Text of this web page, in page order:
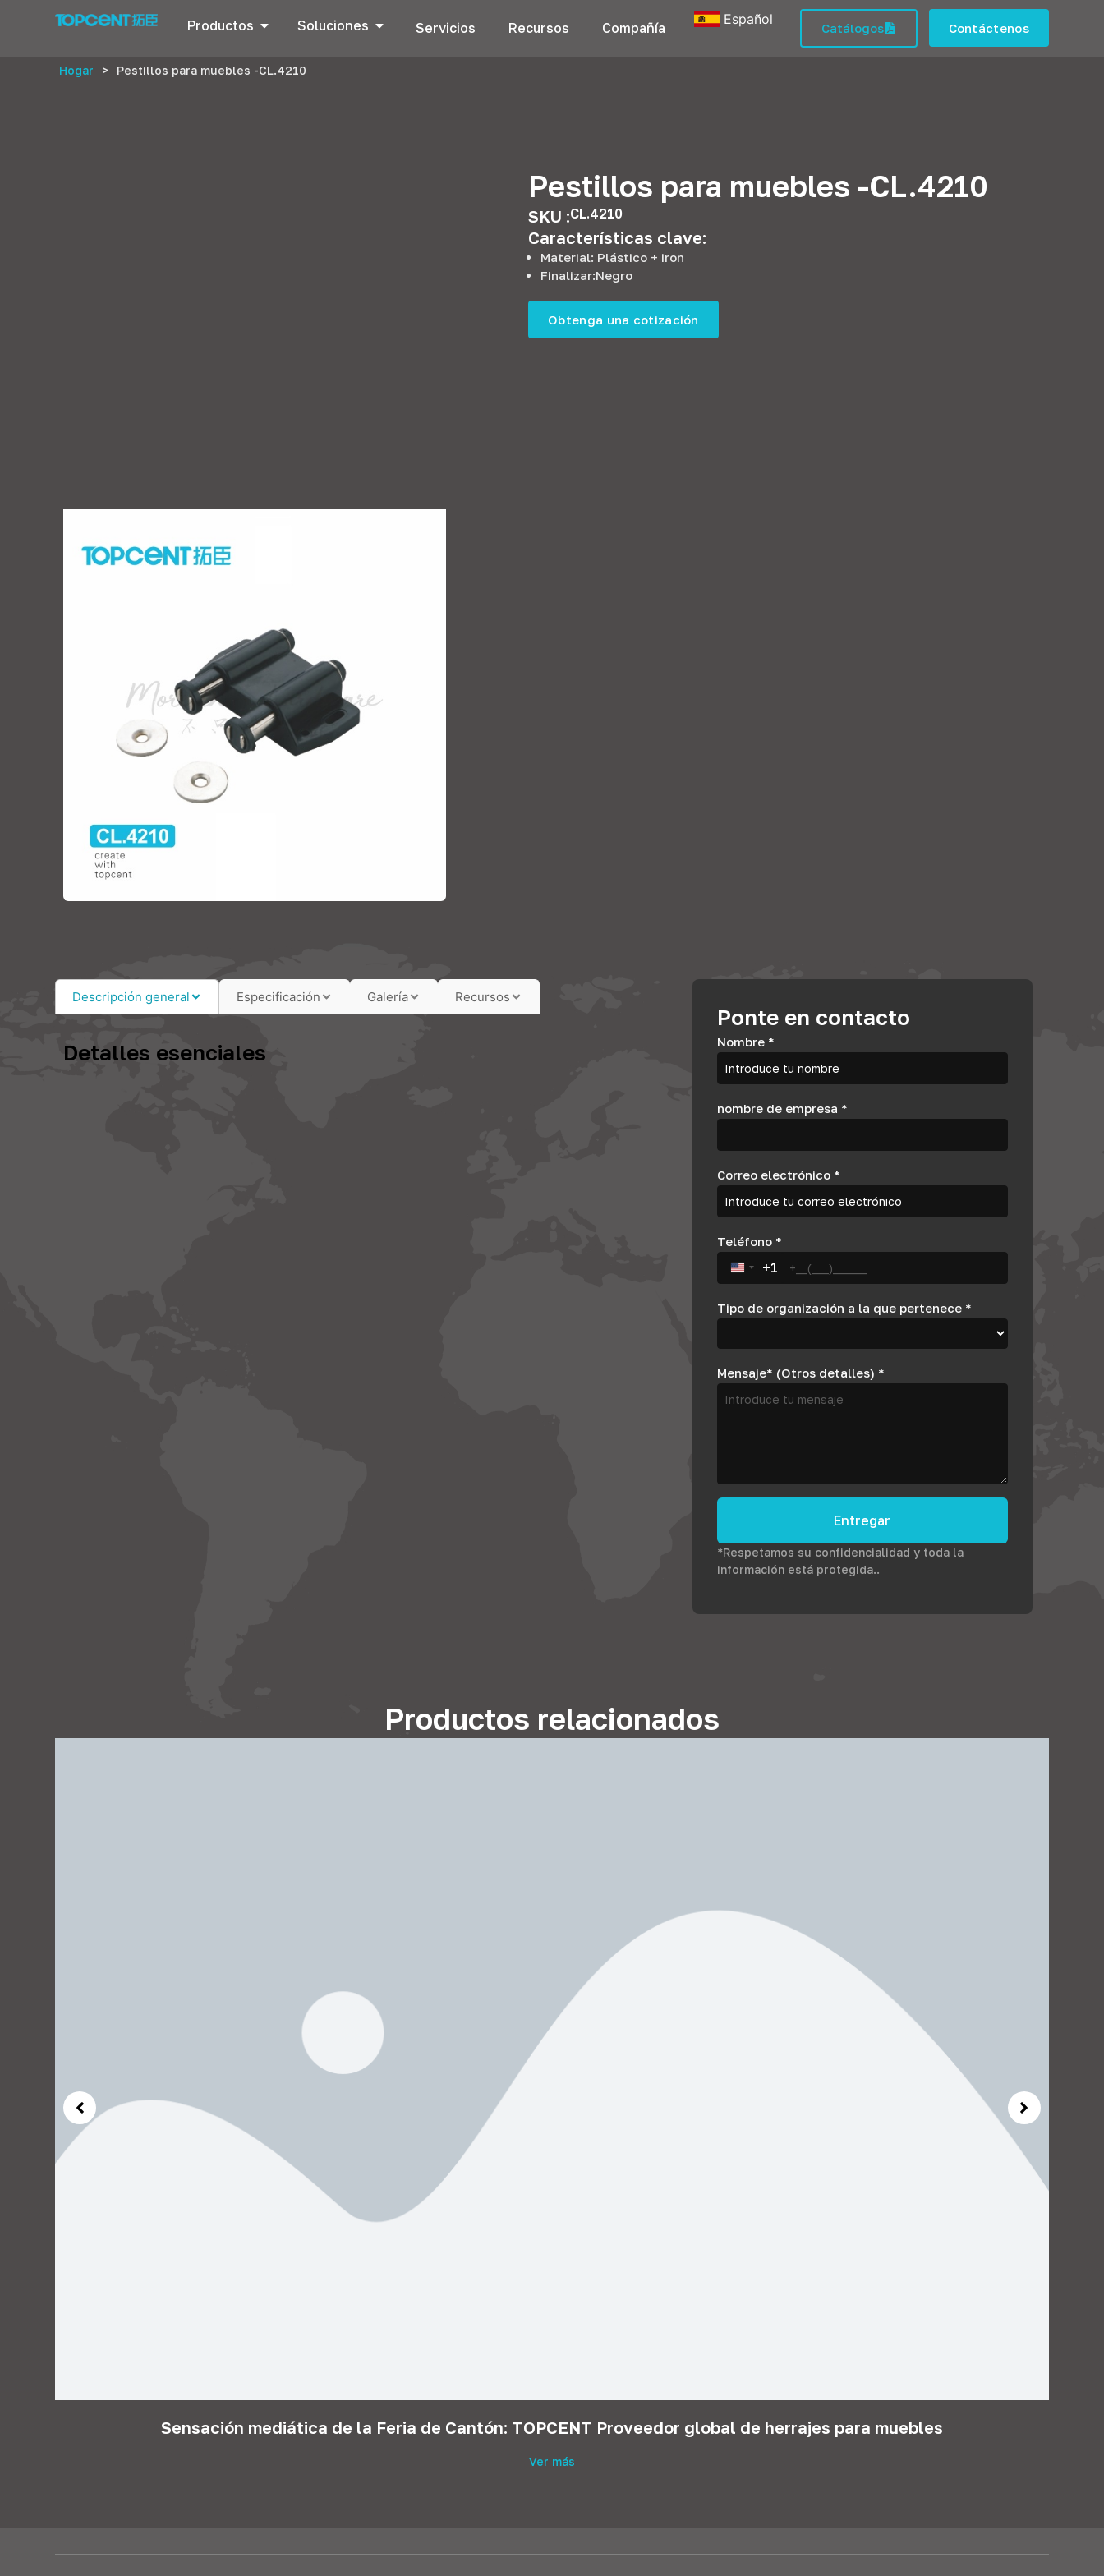
Productos Soluciones Servicios Recursos Compañía
Español
Catálogos Contáctenos
Hogar > Pestillos para muebles -CL.4210
Pestillos para muebles -CL.4210
SKU :CL.4210
Características clave:
Material: Plástico + iron
Finalizar:Negro
Obtenga una cotización
Descripción general Especificación Galería Recursos
Detalles esenciales
Ponte en contacto
Nombre *
nombre de empresa *
Correo electrónico *
Teléfono *
United States +1
+1
Tipo de organización a la que pertenece *
Mensaje* (Otros detalles) *
Entregar
*Respetamos su confidencialidad y toda la
información está protegida..
Productos relacionados
Sensación mediática de la Feria de Cantón: TOPCENT Proveedor global de herrajes para muebles
Ver más